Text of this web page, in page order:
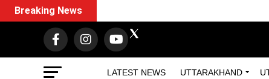
LATEST NEWS UTTARAKHAND
Breaking News